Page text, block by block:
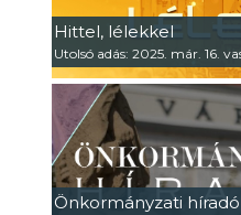
Hittel, lélekkel
Utolsó adás: 2025. már. 16.
Önkormányzati híradó